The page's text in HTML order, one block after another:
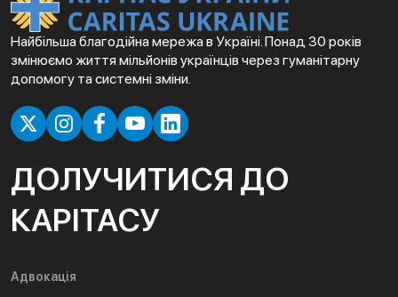
Найбільша благодійна мережа в Україні. Понад 30 років
змінюємо життя мільйонів українців через гуманітарну
допомогу та системні зміни.
ДОЛУЧИТИСЯ ДО
КАРІТАСУ
Адвокація